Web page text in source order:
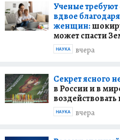
Ученые требуют
вдвое
женщин:
может спасти
вчера
НАУКА
Секрет ясного
в России и в
воздействовать
вчера
НАУКА